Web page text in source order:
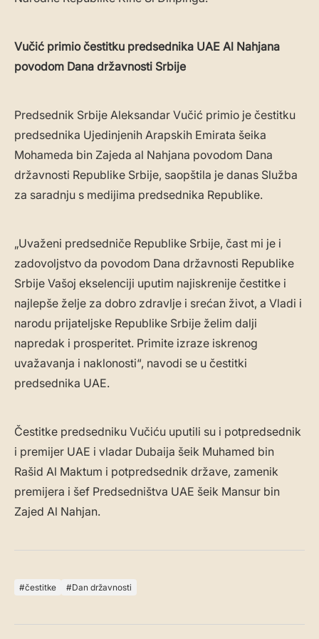
Vučić primio čestitku predsednika UAE Al Nahjana
povodom Dana državnosti Srbije
Predsednik Srbije Aleksandar Vučić primio je čestitku
predsednika Ujedinjenih Arapskih Emirata šeika
Mohameda bin Zajeda al Nahjana povodom Dana
državnosti Republike Srbije, saopštila je danas Služba
za saradnju s medijima predsednika Republike.
„Uvaženi predsedniče Republike Srbije, čast mi je i
zadovoljstvo da povodom Dana državnosti Republike
Srbije Vašoj ekselenciji uputim najiskrenije čestitke i
najlepše želje za dobro zdravlje i srećan život, a Vladi i
narodu prijateljske Republike Srbije želim dalji
napredak i prosperitet. Primite izraze iskrenog
uvažavanja i naklonosti“, navodi se u čestitki
predsednika UAE.
Čestitke predsedniku Vučiću uputili su i potpredsednik
i premijer UAE i vladar Dubaija šeik Muhamed bin
Rašid Al Maktum i potpredsednik države, zamenik
premijera i šef Predsedništva UAE šeik Mansur bin
Zajed Al Nahjan.
čestitke Dan državnosti